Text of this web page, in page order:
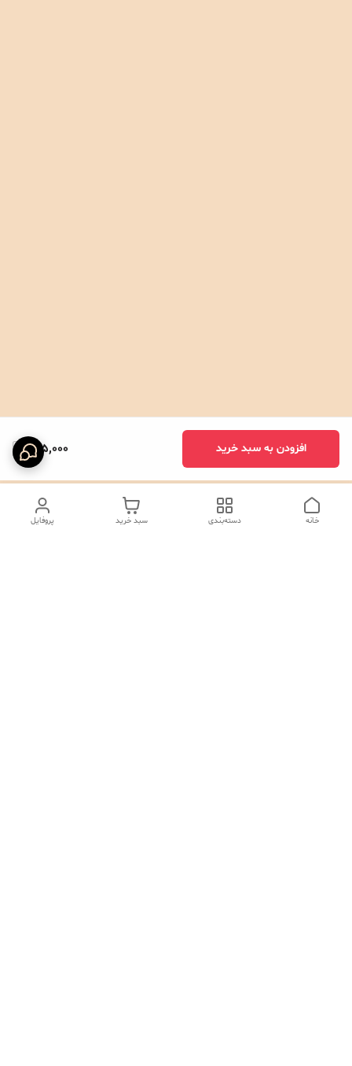
995,000 افزودن به سبد خرید
پروفایل سبد خرید دسته‌بندی خانه